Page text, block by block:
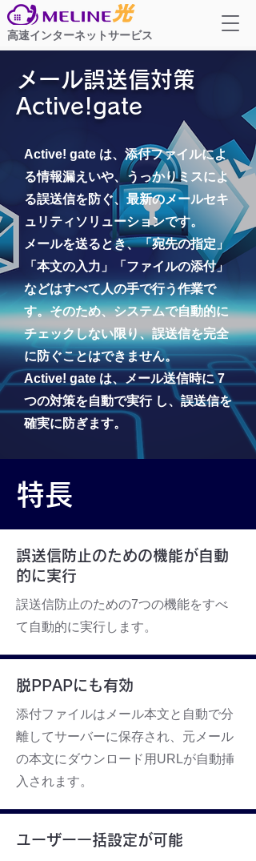
高速インターネットサービス
メール誤送信対策
Active!gate
Active! gate は、添付ファイルによ
る情報漏えいや、うっかりミスによ
る誤送信を防ぐ、最新のメールセキ
ュリティソリューションです。
メールを送るとき、「宛先の指定」
「本文の入力」「ファイルの添付」
などはすべて人の手で行う作業で
す。そのため、システムで自動的に
チェックしない限り、誤送信を完全
に防ぐことはできません。
Active! gate は、メール送信時に 7
つの対策を自動で実行 し、誤送信を
確実に防ぎます。
特長
誤送信防止のための機能が自動
的に実行
誤送信防止のための7つの機能をすべ
て自動的に実行します。
脱PPAPにも有効
添付ファイルはメール本文と自動で分
離してサーバーに保存され、元メール
の本文にダウンロード用URLが自動挿
入されます。
ユーザー一括設定が可能